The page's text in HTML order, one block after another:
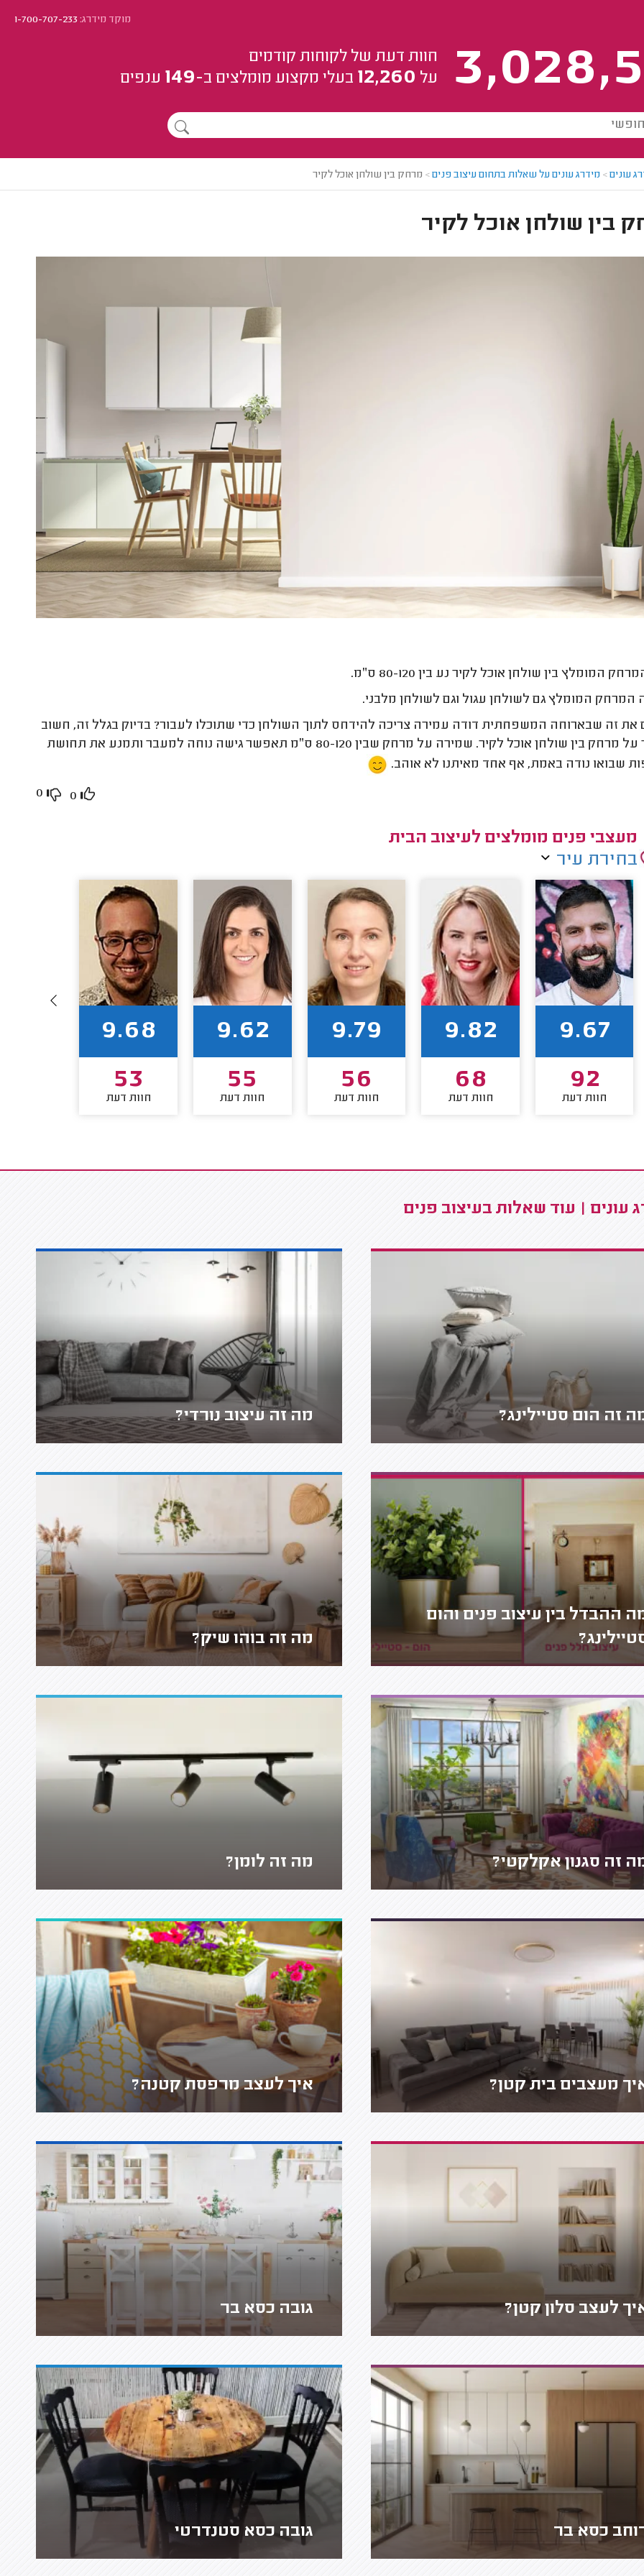
מוקד מידרג:1-700-707-233
חוות דעת של לקוחות קודמים
על 12,260 בעלי מקצוע מומלצים ב-149 ענפים
עונים> מידרג עונים על שאלות בתחום עיצוב פנים> מרחק בין שולחן אוכל לקיר
בין שולחן אוכל לקיר
המומלץ בין שולחן אוכל לקיר נע בין 80-120 ס״מ.
המרחק המומלץ גם לשולחן עגול וגם לשולחן מלבני.
את זה שבארוחה המשפחתית דודה עמירה צריכה להידחס לתוך השולחן כדי שתוכלו לעבור? בדיוק בגלל זה, חשוב
לשמור על מרחק בין שולחן אוכל לקיר. שמירה על מרחק שבין 80-120 ס״מ תאפשר גישה נוחה למעבר ותמנע את תחושת
שבואו נודה באמת, אף אחד מאיתנו לא אוהב.
0
0
מעצבי פנים מומלצים לעיצוב הבית
בחירת עיר
9.67
92
חוות דעת
9.82
68
חוות דעת
9.79
56
חוות דעת
9.62
55
חוות דעת
9.68
53
חוות דעת
עונים | עוד שאלות בעיצוב פנים
זה הום סטיילינג? מה זה עיצוב נורדי?
ההבדל בין עיצוב פנים והום
מה זה בוהו שיק?
זה סגנון אקלקטי? מה זה לומן?
מעצבים בית קטן? איך לעצב מרפסת קטנה?
לעצב סלון קטן? גובה כסא בר
כסא בר גובה כסא סטנדרטי